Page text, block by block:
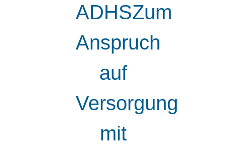
ADHSZum
Anspruch
auf
Versorgung
mit